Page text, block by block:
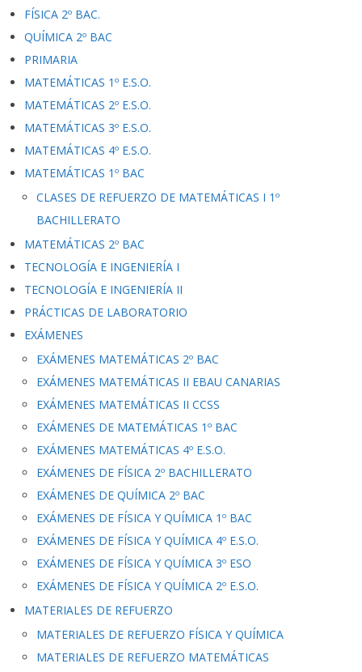
FÍSICA 2º BAC.
QUÍMICA 2º BAC
PRIMARIA
MATEMÁTICAS 1º E.S.O.
MATEMÁTICAS 2º E.S.O.
MATEMÁTICAS 3º E.S.O.
MATEMÁTICAS 4º E.S.O.
MATEMÁTICAS 1º BAC
CLASES DE REFUERZO DE MATEMÁTICAS I 1º
BACHILLERATO
MATEMÁTICAS 2º BAC
TECNOLOGÍA E INGENIERÍA I
TECNOLOGÍA E INGENIERÍA II
PRÁCTICAS DE LABORATORIO
EXÁMENES
EXÁMENES MATEMÁTICAS 2º BAC
EXÁMENES MATEMÁTICAS II EBAU CANARIAS
EXÁMENES MATEMÁTICAS II CCSS
EXÁMENES DE MATEMÁTICAS 1º BAC
EXÁMENES MATEMÁTICAS 4º E.S.O.
EXÁMENES DE FÍSICA 2º BACHILLERATO
EXÁMENES DE QUÍMICA 2º BAC
EXÁMENES DE FÍSICA Y QUÍMICA 1º BAC
EXÁMENES DE FÍSICA Y QUÍMICA 4º E.S.O.
EXÁMENES DE FÍSICA Y QUÍMICA 3º ESO
EXÁMENES DE FÍSICA Y QUÍMICA 2º E.S.O.
MATERIALES DE REFUERZO
MATERIALES DE REFUERZO FÍSICA Y QUÍMICA
MATERIALES DE REFUERZO MATEMÁTICAS